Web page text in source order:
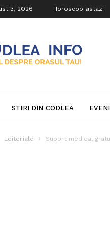
3, 2026 Horoscop astazi
STIRI DIN CODLEA
Editoriale Suport medical